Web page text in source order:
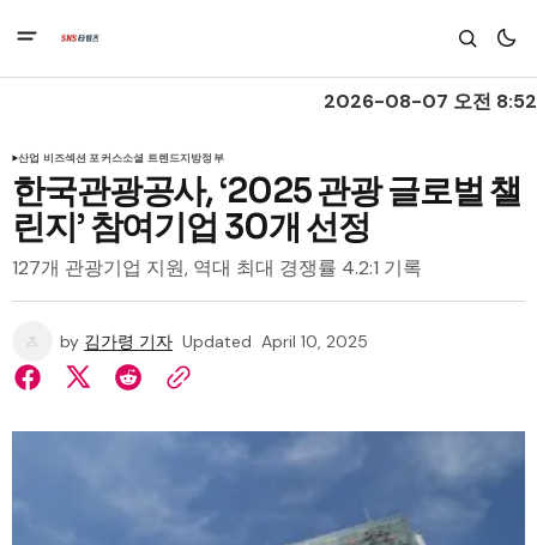
2026-08-07 오전 8:52
산업 비즈섹션 포커스소셜 트렌드지방정부
한국관광공사, ‘2025 관광 글로벌 챌
린지’ 참여기업 30개 선정
127개 관광기업 지원, 역대 최대 경쟁률 4.2:1 기록
by 김가령 기자 Updated April 10, 2025